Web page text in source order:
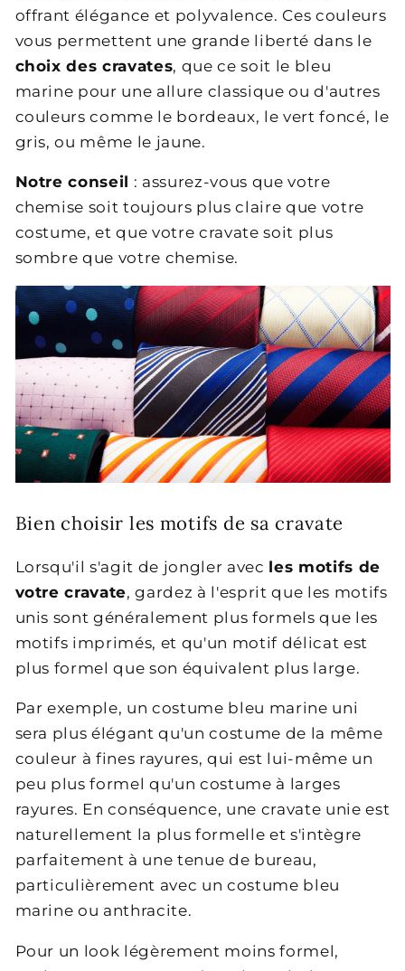
offrant élégance et polyvalence. Ces couleurs
vous permettent une grande liberté dans le
choix des cravates, que ce soit le bleu
marine pour une allure classique ou d'autres
couleurs comme le bordeaux, le vert foncé, le
gris, ou même le jaune.
Notre conseil : assurez-vous que votre
chemise soit toujours plus claire que votre
costume, et que votre cravate soit plus
sombre que votre chemise.
Bien choisir les motifs de sa cravate
Lorsqu'il s'agit de jongler avec les motifs de
votre cravate, gardez à l'esprit que les motifs
unis sont généralement plus formels que les
motifs imprimés, et qu'un motif délicat est
plus formel que son équivalent plus large.
Par exemple, un costume bleu marine uni
sera plus élégant qu'un costume de la même
couleur à fines rayures, qui est lui-même un
peu plus formel qu'un costume à larges
rayures. En conséquence, une cravate unie est
naturellement la plus formelle et s'intègre
parfaitement à une tenue de bureau,
particulièrement avec un costume bleu
marine ou anthracite.
Pour un look légèrement moins formel,